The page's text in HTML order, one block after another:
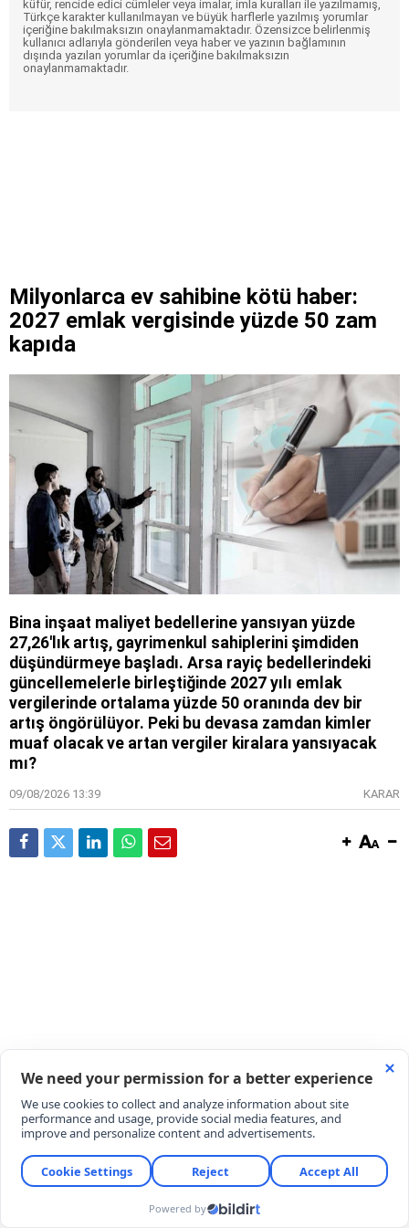
küfür, rencide edici cümleler veya imalar, imla kuralları ile yazılmamış,
Türkçe karakter kullanılmayan ve büyük harflerle yazılmış yorumlar
içeriğine bakılmaksızın onaylanmamaktadır. Özensizce belirlenmiş
kullanıcı adlarıyla gönderilen veya haber ve yazının bağlamının
dışında yazılan yorumlar da içeriğine bakılmaksızın
onaylanmamaktadır.
Milyonlarca ev sahibine kötü haber:
2027 emlak vergisinde yüzde 50 zam
kapıda
Bina inşaat maliyet bedellerine yansıyan yüzde
27,26'lık artış, gayrimenkul sahiplerini şimdiden
düşündürmeye başladı. Arsa rayiç bedellerindeki
güncellemelerle birleştiğinde 2027 yılı emlak
vergilerinde ortalama yüzde 50 oranında dev bir
artış öngörülüyor. Peki bu devasa zamdan kimler
muaf olacak ve artan vergiler kiralara yansıyacak
mı?
09/08/2026 13:39 KARAR
Gayrimenkul sahiplerini ve kiracıları yakından
ilgilendiren yeni bir vergi tablosu ortaya çıkıyor. Bina
metrekare normal inşaat maliyet bedellerinde